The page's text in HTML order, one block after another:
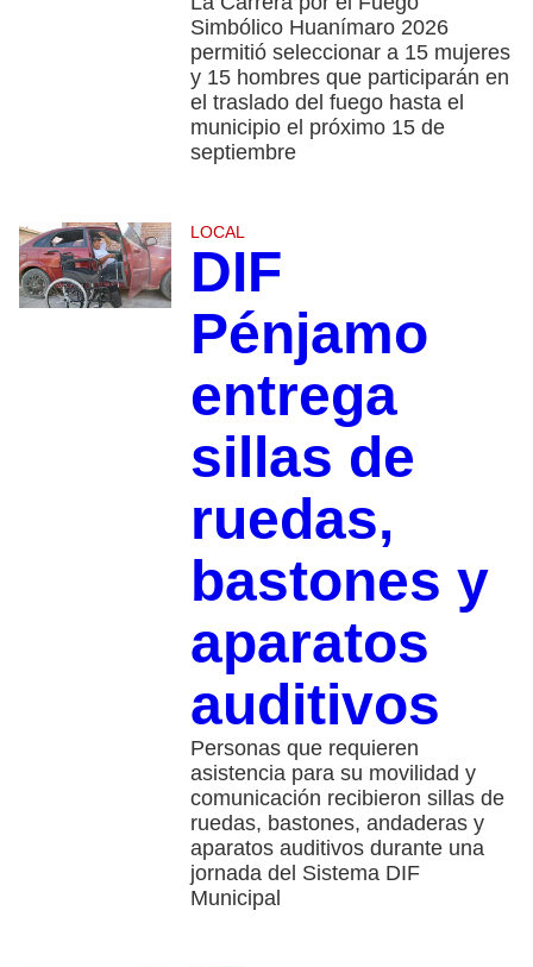
Simbólico Huanímaro 2026
permitió seleccionar a 15 mujeres
y 15 hombres que participarán en
el traslado del fuego hasta el
municipio el próximo 15 de
septiembre
LOCAL
DIF
Pénjamo
entrega
sillas de
ruedas,
bastones y
aparatos
auditivos
Personas que requieren
asistencia para su movilidad y
comunicación recibieron sillas de
ruedas, bastones, andaderas y
aparatos auditivos durante una
jornada del Sistema DIF
Municipal